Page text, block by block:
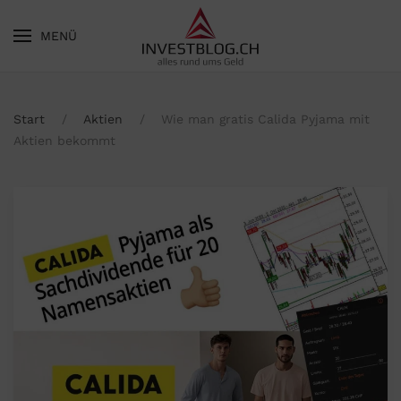
Skip to main content
MENÜ
Start Aktien
Wie man gratis Calida Pyjama mit
Aktien bekommt